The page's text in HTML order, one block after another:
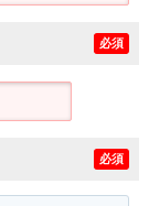
必須
必須